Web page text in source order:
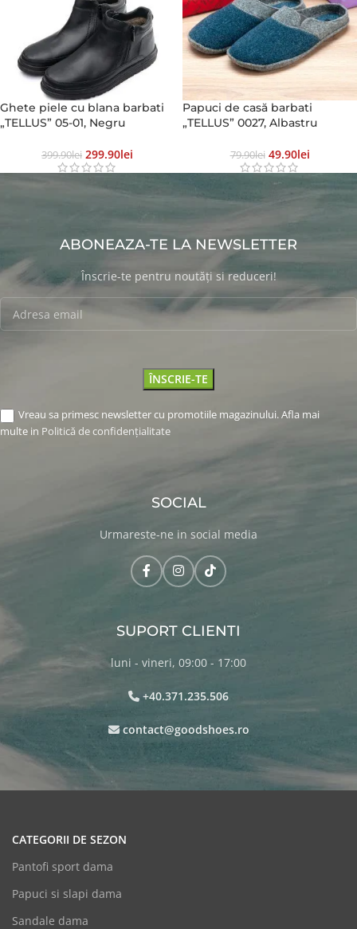
Ghete piele cu blana barbati
„TELLUS” 05-01, Negru
399.90Lei 299.90Lei
Papuci de casă barbati
„TELLUS” 0027, Albastru
79.90Lei 49.90Lei
ABONEAZA-TE LA NEWSLETTER
Înscrie-te pentru noutăți si reduceri!
Vreau sa primesc newsletter cu promotiile magazinului. Afla mai
multe in Politică de confidențialitate
SOCIAL
Urmareste-ne in social media
SUPORT CLIENTI
luni - vineri, 09:00 - 17:00
+40.371.235.506
contact@goodshoes.ro
CATEGORII DE SEZON
Pantofi sport dama
Papuci si slapi dama
Sandale dama